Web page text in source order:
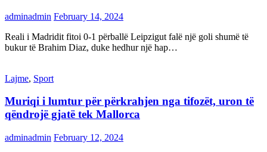
adminadmin February 14, 2024
Reali i Madridit fitoi 0-1 përballë Leipzigut falë një goli shumë të
bukur të Brahim Diaz, duke hedhur një hap…
Lajme, Sport
Muriqi i lumtur për përkrahjen nga tifozët, uron të
qëndrojë gjatë tek Mallorca
adminadmin February 12, 2024